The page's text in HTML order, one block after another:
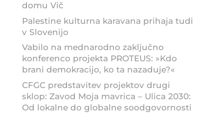
domu Vič
Palestine kulturna karavana prihaja tudi
v Slovenijo
Vabilo na mednarodno zaključno
konferenco projekta PROTEUS: »Kdo
brani demokracijo, ko ta nazaduje?«
CFGC predstavitev projektov drugi
sklop: Zavod Moja mavrica – Ulica 2030:
Od lokalne do globalne soodgovornosti